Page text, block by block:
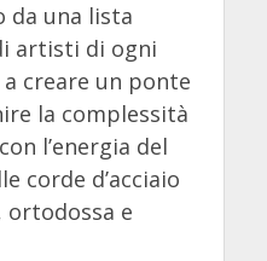
da una lista
artisti di ogni
creare un ponte
la complessità
l’energia del
corde d’acciaio
e